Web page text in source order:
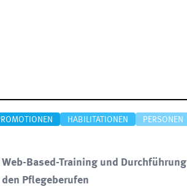
HABILITATIONEN PERSONEN
Based-Training und Durchführung
Pflegeberufen